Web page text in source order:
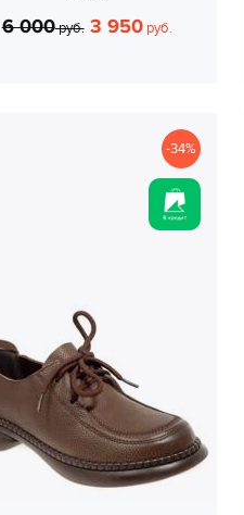
6 000руб. 3 950руб.
-34%